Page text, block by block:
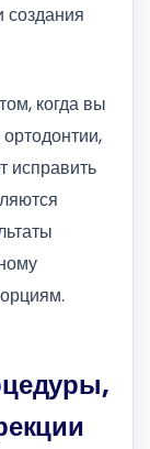
создания
когда вы
исправить